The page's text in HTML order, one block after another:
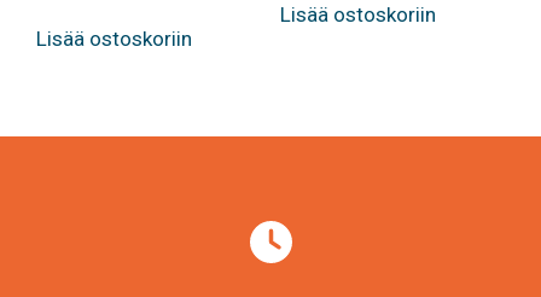
Lisää ostoskoriin
Lisää ostoskoriin